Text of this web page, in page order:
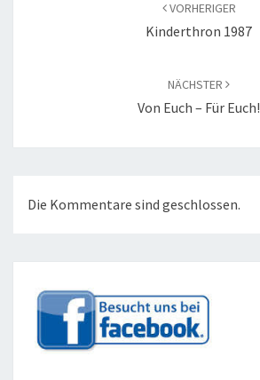
VORHERIGER
Kinderthron 1987
NÄCHSTER
Von Euch – Für Euch!
Die Kommentare sind geschlossen.